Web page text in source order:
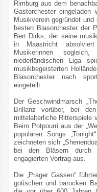
Rimburg aus dem
Gastorchester eingeladen
Musikverein gegründet
besten Blasorchester der
Bert Dirks, der seine
in Maastricht
Musikerinnen
niederländischen Liga
musikbegeisterten
Blasorchester nach
eingeteilt.
Der Geschwindmarsch
Brillanz vorüber, bei
mittelalterliche Ritterspiele
Beim Potpourri aus der
populären Songs
zeichneten sich
bei den Bläsern durch
engagierten Vortrag aus.
Die „Prager Gassen“
gotischen und barocken